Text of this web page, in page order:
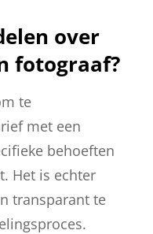
over
fotograaf?
te
met een
behoeften
Het is echter
transparant te